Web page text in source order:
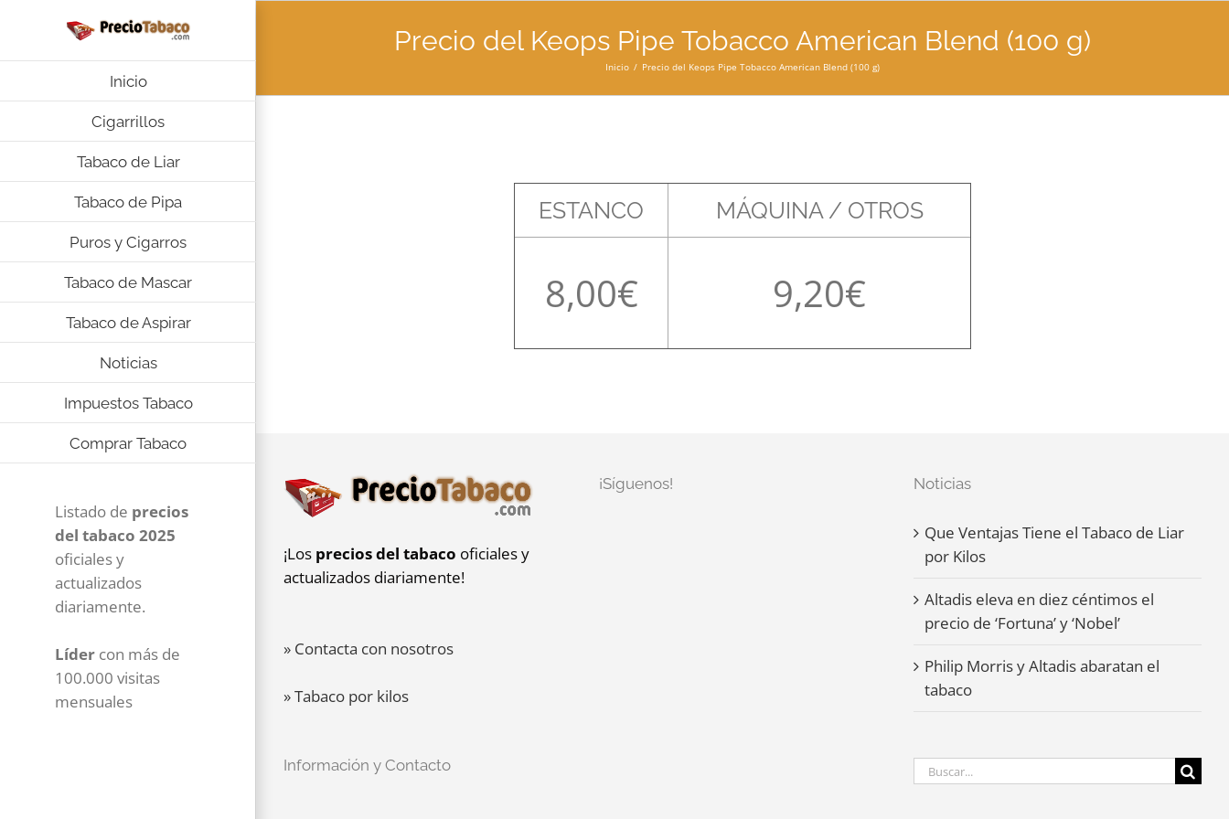
contenido
Inicio
Cigarrillos
Tabaco de Liar
Tabaco de Pipa
Puros y Cigarros
Tabaco de Mascar
Tabaco de Aspirar
Noticias
Impuestos Tabaco
Comprar Tabaco
Listado de precios
del tabaco 2025
oficiales y
actualizados
diariamente.
Líder con más de
100.000 visitas
mensuales
Precio del Keops Pipe Tobacco American Blend (100 g)
Inicio Precio del Keops Pipe Tobacco American Blend (100 g)
ESTANCO MÁQUINA / OTROS
8,00 9,20
¡Los precios del tabaco oficiales y
actualizados diariamente!
» Contacta con nosotros
» Tabaco por kilos
Información y Contacto
¡Síguenos! Noticias
Que Ventajas Tiene el Tabaco de Liar
por Kilos
Altadis eleva en diez céntimos el
precio de ‘Fortuna’ y ‘Nobel’
Philip Morris y Altadis abaratan el
tabaco
Buscar: